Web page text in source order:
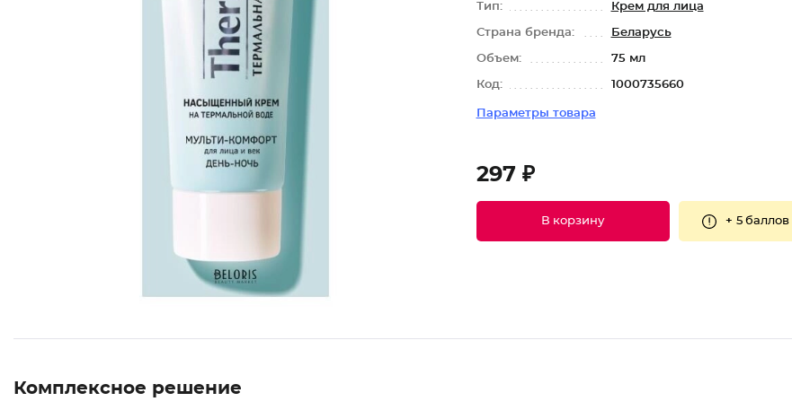
Тип: Крем для лица
Страна бренда: Беларусь
Объем: 75 мл
Код: 1000735660
Параметры товара
297 ₽
В корзину + 5 баллов
Комплексное решение